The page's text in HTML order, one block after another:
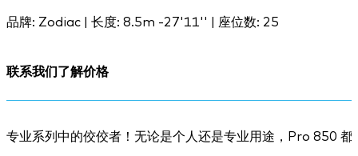
品牌: Zodiac | 长度: 8.5m -27'11'' | 座位数: 25
联系我们了解价格
专业系列中的佼佼者！无论是个人还是专业用途，Pro 850